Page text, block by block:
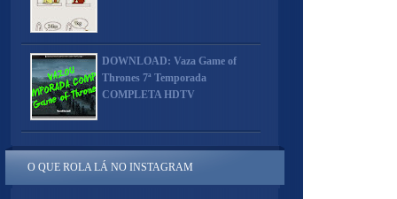
DOWNLOAD: Vaza Game of
Thrones 7ª Temporada
COMPLETA HDTV
O QUE ROLA LÁ NO INSTAGRAM